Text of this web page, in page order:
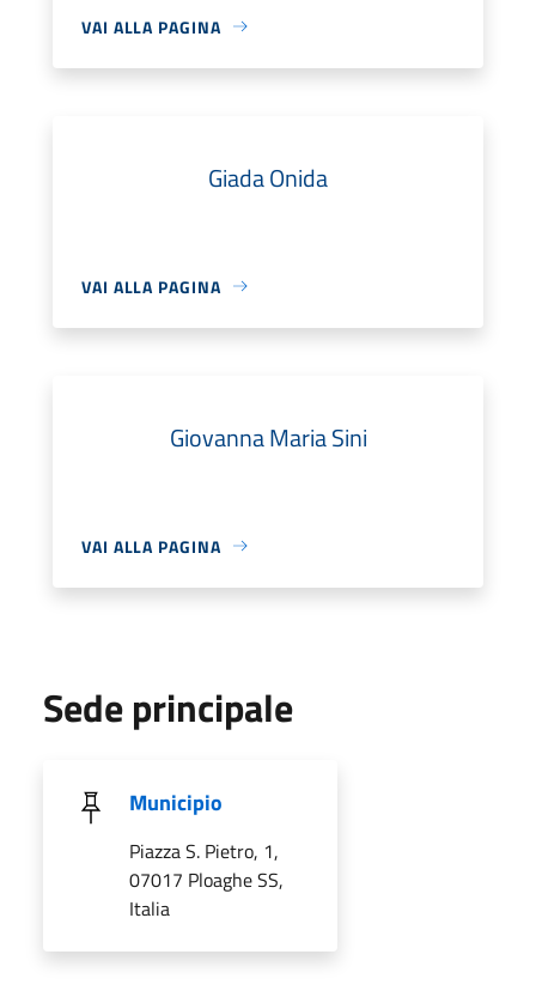
VAI ALLA PAGINA
Giada Onida
VAI ALLA PAGINA
Giovanna Maria Sini
VAI ALLA PAGINA
Sede principale
Municipio
Piazza S. Pietro, 1,
07017 Ploaghe SS,
Italia